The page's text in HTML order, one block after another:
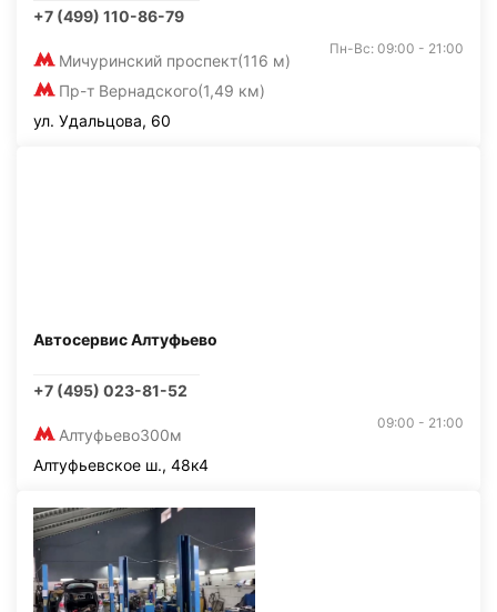
+7 (499) 110-86-79
Мичуринский проспект(116 м)
Пр-т Вернадского(1,49 км)
Пн-Вс: 09:00 - 21:00
ул. Удальцова, 60
Автосервис Алтуфьево
+7 (495) 023-81-52
Алтуфьево300м
09:00 - 21:00
Алтуфьевское ш., 48к4